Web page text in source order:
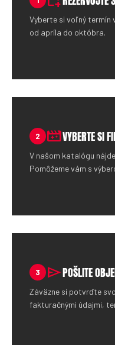
Vyberte si voľný termín
od apríla do októbra.
2 movie_filterVYBERTE SI
V našom katalógu
Pomôžeme vám s
3 sendPOŠLITE
Záväzne si potvrďte
fakturačnými údajmi,